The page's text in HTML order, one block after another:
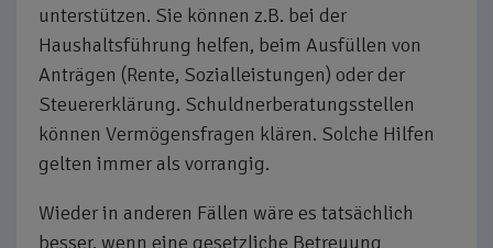
unterstützen. Sie können z.B. bei der
Haushaltsführung helfen, beim Ausfüllen von
Anträgen (Rente, Sozialleistungen) oder der
Steuererklärung. Schuldnerberatungsstellen
können Vermögensfragen klären. Solche Hilfen
gelten immer als vorrangig.
Wieder in anderen Fällen wäre es tatsächlich
besser, wenn eine gesetzliche Betreuung